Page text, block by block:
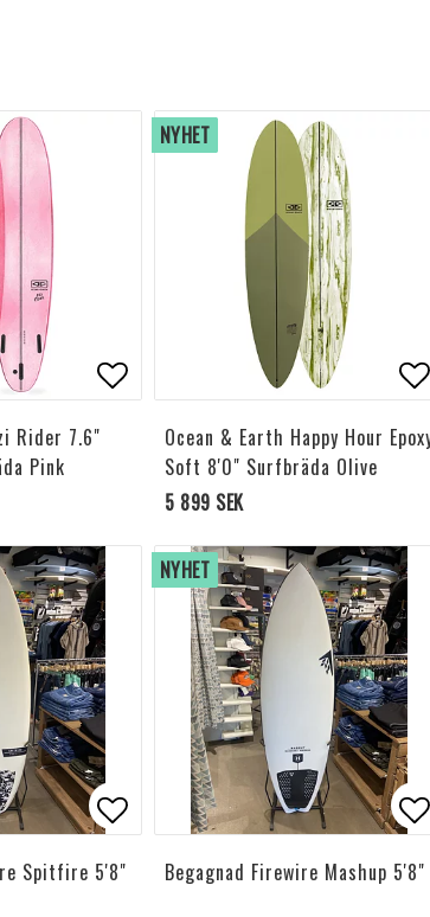
Lägg till i favoritlistan
Rider 7.6"
Pink
NYHET
Ocean & Earth Happy Hour
Soft 8'0" Surfbräda Olive
5 899 SEK
Lägg till i favoritlistan
Spitfire 5'8"
NYHET
Begagnad Firewire Mashup 5'8"